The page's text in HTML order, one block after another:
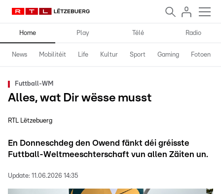
Home Play Télé Radio
News Mobilitéit Life Kultur Sport Gaming Fotoen
Futtball-WM
Alles, wat Dir wësse musst
RTL Lëtzebuerg
En Donneschdeg den Owend fänkt déi gréisste
Futtball-Weltmeeschterschaft vun allen Zäiten un.
Update: 11.06.2026 14:35